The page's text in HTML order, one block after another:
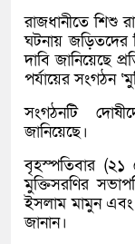
রাজধানীতে শিশু
ঘটনায় জড়িতদের
দাবি জানিয়েছে
পর্যায়ের সংগঠন
সংগঠনটি
জানিয়েছে।
বৃহস্পতিবার (২১
মুক্তিসরণির
ইসলাম মামুন এবং
জানান।